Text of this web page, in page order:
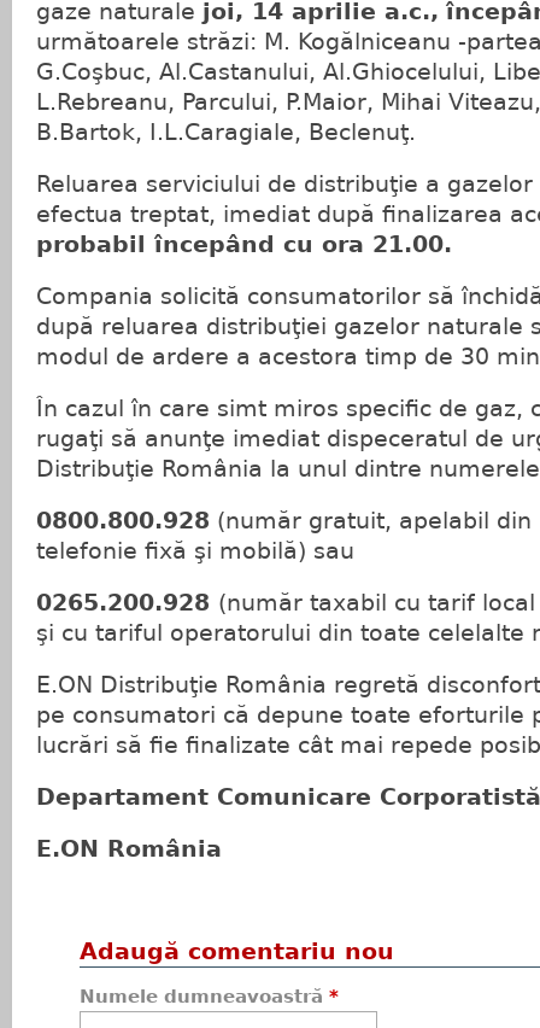
gaze naturale joi, 14 aprilie a.c.,
următoarele străzi: M. Kogălniceanu -
G.Coşbuc, Al.Castanului, Al.Ghiocelului,
L.Rebreanu, Parcului, P.Maior, Mihai
B.Bartok, I.L.Caragiale, Beclenuţ.
Reluarea serviciului de distribuţie a
efectua treptat, imediat după finalizarea
probabil începând cu ora 21.00.
Compania solicită consumatorilor să
după reluarea distribuţiei gazelor naturale
modul de ardere a acestora timp de 30
În cazul în care simt miros specific de gaz,
rugaţi să anunţe imediat dispeceratul de
Distribuţie România la unul dintre
0800.800.928 (număr gratuit, apelabil
telefonie fixă şi
0265.200.928 (număr taxabil cu tarif
şi cu tariful operatorului din toate celelalte
E.ON Distribuţie România regretă
pe consumatori că depune toate eforturile
lucrări să fie finalizate cât mai repede
Departament Comunicare Corporatistă
E.ON România
Adaugă comentariu nou
Numele dumneavoastră *